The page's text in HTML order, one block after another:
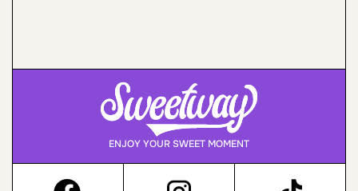
ENJOY YOUR SWEET MOMENT